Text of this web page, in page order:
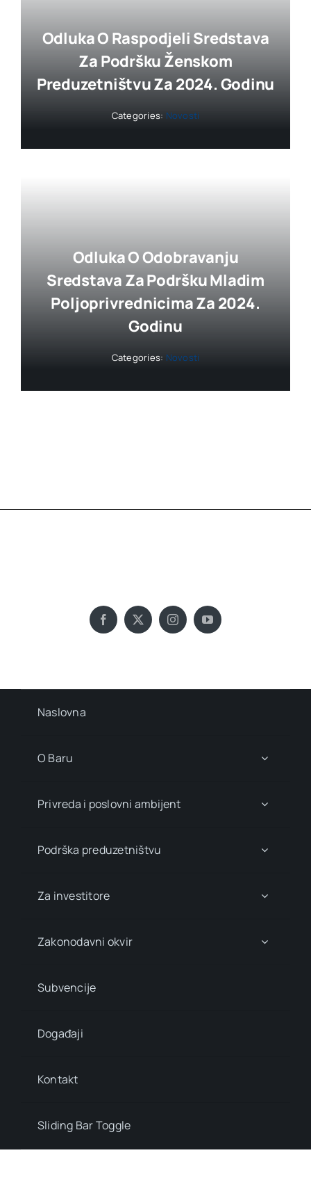
Odluka O Raspodjeli Sredstava
Za Podršku Ženskom
Preduzetništvu Za 2024. Godinu
Categories: Novosti
Odluka O Odobravanju
Sredstava Za Podršku Mladim
Poljoprivrednicima Za 2024.
Godinu
Categories: Novosti
Naslovna
O Baru
Privreda i poslovni ambijent
Podrška preduzetništvu
Za investitore
Zakonodavni okvir
Subvencije
Događaji
Kontakt
Sliding Bar Toggle